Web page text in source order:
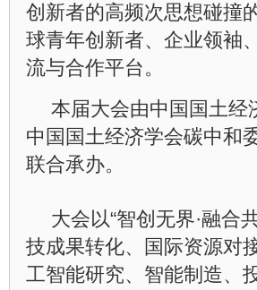
创新者的高频次思想碰撞
球青年创新者、企业领袖
流与合作平台。
本届大会由中国国土经
中国国土经济学会碳中和
联合承办。
大会以“智创无界·融合
技成果转化、国际资源对
工智能研究、智能制造、